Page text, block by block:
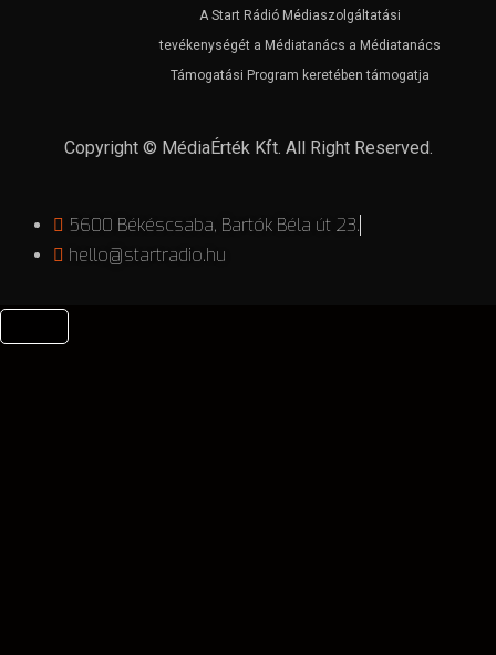
A Start Rádió Médiaszolgáltatási
tevékenységét a Médiatanács a Médiatanács
Támogatási Program keretében támogatja
Copyright © MédiaÉrték Kft. All Right Reserved.
5600 Békéscsaba, Bartók Béla út 23.
hello@startradio.hu